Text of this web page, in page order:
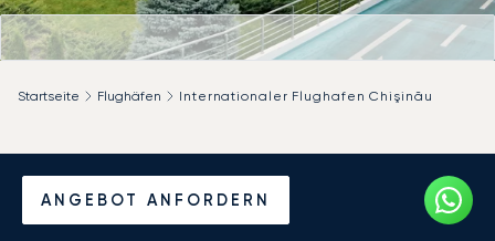
ANGEBOT ANFORDERN
Startseite Flughäfen Internationaler Flughafen Chişinău
Privatjet chartern zum
Flughafen Chişinău